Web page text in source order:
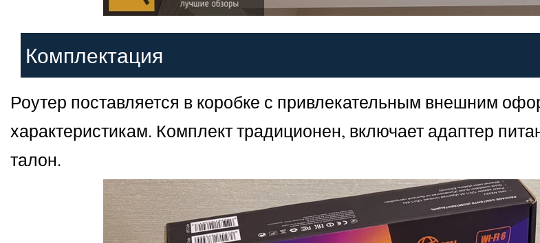
Комплектация
Роутер поставляется в коробке с привлекательным внешним
характеристикам. Комплект традиционен, включает адаптер
талон.